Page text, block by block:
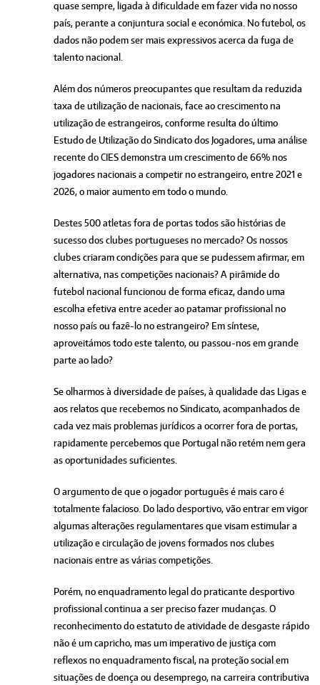
quase sempre, ligada à dificuldade em fazer vida no nosso
país, perante a conjuntura social e económica. No futebol, os
dados não podem ser mais expressivos acerca da fuga de
talento nacional.
Além dos números preocupantes que resultam da reduzida
taxa de utilização de nacionais, face ao crescimento na
utilização de estrangeiros, conforme resulta do último
Estudo de Utilização do Sindicato dos Jogadores, uma análise
recente do CIES demonstra um crescimento de 66% nos
jogadores nacionais a competir no estrangeiro, entre 2021 e
2026, o maior aumento em todo o mundo.
Destes 500 atletas fora de portas todos são histórias de
sucesso dos clubes portugueses no mercado? Os nossos
clubes criaram condições para que se pudessem afirmar, em
alternativa, nas competições nacionais? A pirâmide do
futebol nacional funcionou de forma eficaz, dando uma
escolha efetiva entre aceder ao patamar profissional no
nosso país ou fazê-lo no estrangeiro? Em síntese,
aproveitámos todo este talento, ou passou-nos em grande
parte ao lado?
Se olharmos à diversidade de países, à qualidade das Ligas e
aos relatos que recebemos no Sindicato, acompanhados de
cada vez mais problemas jurídicos a ocorrer fora de portas,
rapidamente percebemos que Portugal não retém nem gera
as oportunidades suficientes.
O argumento de que o jogador português é mais caro é
totalmente falacioso. Do lado desportivo, vão entrar em vigor
algumas alterações regulamentares que visam estimular a
utilização e circulação de jovens formados nos clubes
nacionais entre as várias competições.
Porém, no enquadramento legal do praticante desportivo
profissional continua a ser preciso fazer mudanças. O
reconhecimento do estatuto de atividade de desgaste rápido
não é um capricho, mas um imperativo de justiça com
reflexos no enquadramento fiscal, na proteção social em
situações de doença ou desemprego, na carreira contributiva